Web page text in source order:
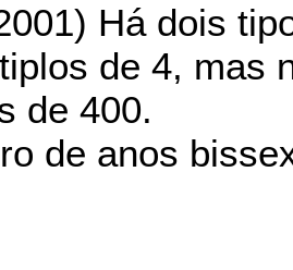
Há dois
de 4, mas
de 400.
de anos